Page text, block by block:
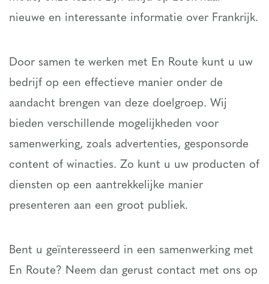
nieuwe en interessante informatie over Frankrijk.
Door samen te werken met En Route kunt u uw
bedrijf op een effectieve manier onder de
aandacht brengen van deze doelgroep. Wij
bieden verschillende mogelijkheden voor
samenwerking, zoals advertenties, gesponsorde
content of winacties. Zo kunt u uw producten of
diensten op een aantrekkelijke manier
presenteren aan een groot publiek.
Bent u geïnteresseerd in een samenwerking met
En Route? Neem dan gerust contact met ons op